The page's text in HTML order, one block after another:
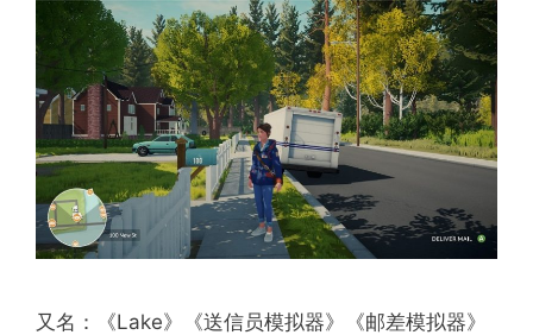
又名：《Lake》《送信员模拟器》《邮差模拟器》